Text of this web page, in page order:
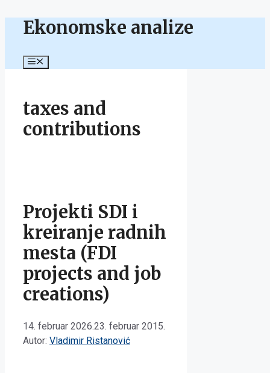
Ekonomske analize
Menu
taxes and
contributions
Projekti SDI i
kreiranje radnih
mesta (FDI
projects and job
creations)
14. februar 2026.23. februar 2015.
Autor: Vladimir Ristanović